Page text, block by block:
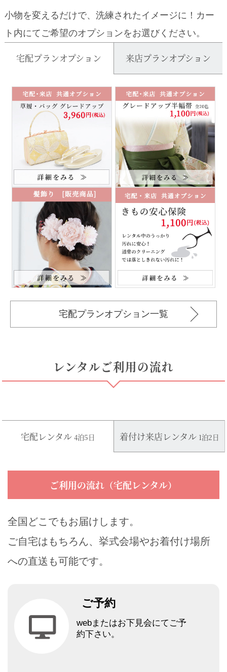
小物を変えるだけで、洗練されたイメージに！カー
ト内にてご希望のオプションをお選びください。
宅配プランオプション 来店プランオプション
宅配プランオプション一覧
レンタルご利用の流れ
宅配レンタル4泊5日 着付け来店レンタル 1泊2日
ご利用の流れ（宅配レンタル）
全国どこでもお届けします。
ご自宅はもちろん、挙式会場やお着付け場所
への直送も可能です。
ご予約
webまたはお下見会にてご予
約下さい。